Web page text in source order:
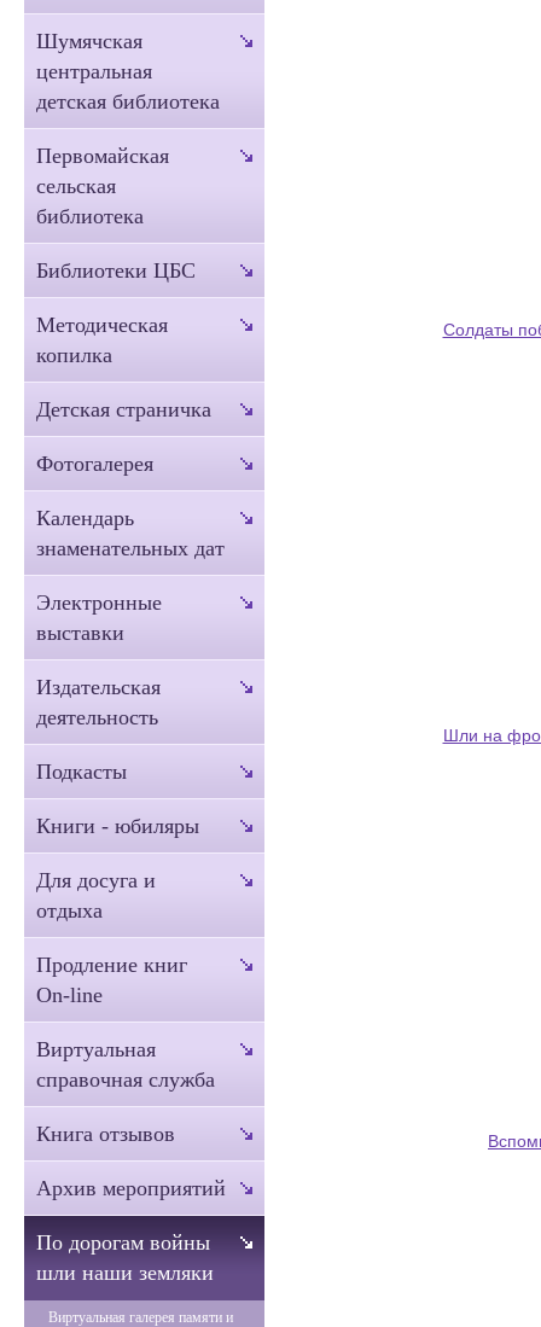
Солдаты
Шли на
Шумячская
центральная
детская библиотека
Первомайская
сельская
библиотека
Библиотеки ЦБС
Методическая
копилка
Детская страничка
Фотогалерея
Календарь
знаменательных дат
Электронные
выставки
Издательская
деятельность
Подкасты
Книги - юбиляры
Для досуга и
отдыха
Продление книг
On-line
Виртуальная
справочная служба
Книга отзывов
Архив мероприятий
По дорогам войны
шли наши земляки
Виртуальная галерея памяти и